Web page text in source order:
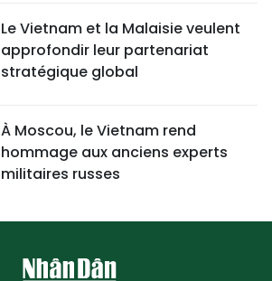
Le Vietnam et la Malaisie veulent
approfondir leur partenariat
stratégique global
À Moscou, le Vietnam rend
hommage aux anciens experts
militaires russes